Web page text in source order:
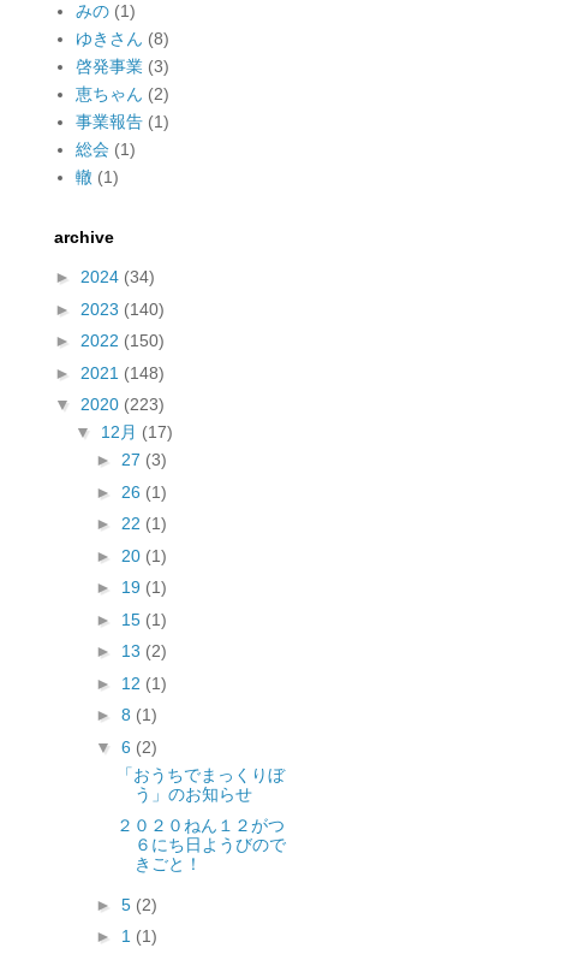
みの (1)
ゆきさん (8)
啓発事業 (3)
恵ちゃん (2)
事業報告 (1)
総会 (1)
轍 (1)
archive
► 2024 (34)
► 2023 (140)
► 2022 (150)
► 2021 (148)
▼ 2020 (223)
▼ 12月 (17)
► 27 (3)
► 26 (1)
► 22 (1)
► 20 (1)
► 19 (1)
► 15 (1)
► 13 (2)
► 12 (1)
► 8 (1)
▼ 6 (2)
「おうちでまっくりぼ
う」のお知らせ
２０２０ねん１２がつ
６にち日ようびので
きごと！
► 5 (2)
► 1 (1)